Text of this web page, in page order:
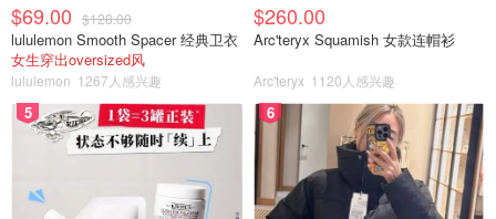
$69.00 $128.00
lululemon Smooth Spacer 经典卫衣
女生穿出oversized风
lululemon 1267人感兴趣
$260.00
Arc'teryx Squamish 女款连帽衫
Arc'teryx 1120人感兴趣
5 6